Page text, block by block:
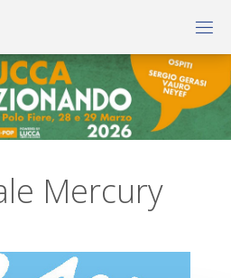
Mercury